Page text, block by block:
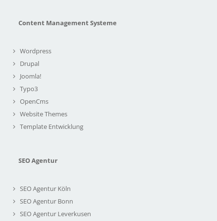
Content Management Systeme
Wordpress
Drupal
Joomla!
Typo3
OpenCms
Website Themes
Template Entwicklung
SEO Agentur
SEO Agentur Köln
SEO Agentur Bonn
SEO Agentur Leverkusen